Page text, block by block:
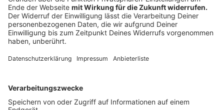
Anzeige
Vizepräsident Jürgen Wannhoff wurde bis zum 31.
bestätigt. Der 59-Jährige ist seit dem 1. Januar 2012
mich, meine Arbeit für die Sparkassen in Westfalen-